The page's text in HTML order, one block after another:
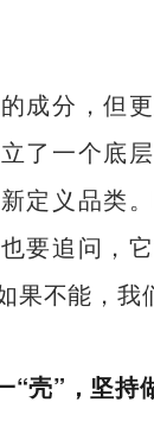
成分，但
了一个底
定义品类
要追问，
果不能，我
“壳”，坚持